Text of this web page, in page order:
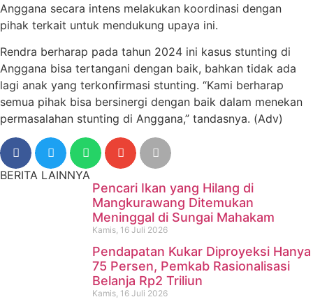
Anggana secara intens melakukan koordinasi dengan
pihak terkait untuk mendukung upaya ini.
Rendra berharap pada tahun 2024 ini kasus stunting di
Anggana bisa tertangani dengan baik, bahkan tidak ada
lagi anak yang terkonfirmasi stunting. “Kami berharap
semua pihak bisa bersinergi dengan baik dalam menekan
permasalahan stunting di Anggana,” tandasnya. (Adv)
BERITA LAINNYA
Pencari Ikan yang Hilang di
Mangkurawang Ditemukan
Meninggal di Sungai Mahakam
Kamis, 16 Juli 2026
Pendapatan Kukar Diproyeksi Hanya
75 Persen, Pemkab Rasionalisasi
Belanja Rp2 Triliun
Kamis, 16 Juli 2026